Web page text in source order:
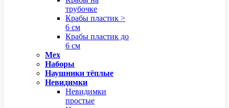
трубочке
Крабы пластик >
6 см
Крабы пластик до
6 см
Мех
Наборы
Наушники тёплые
Невидимки
Невидимки
простые